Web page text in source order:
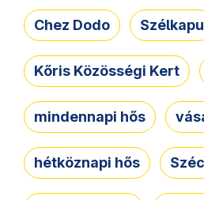
Chez Dodo Szélkapu
Kőris Közösségi Kert
mindennapi hős
hétköznapi hős